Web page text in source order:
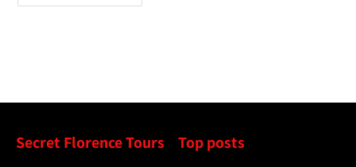
Secret Florence Tours Top posts